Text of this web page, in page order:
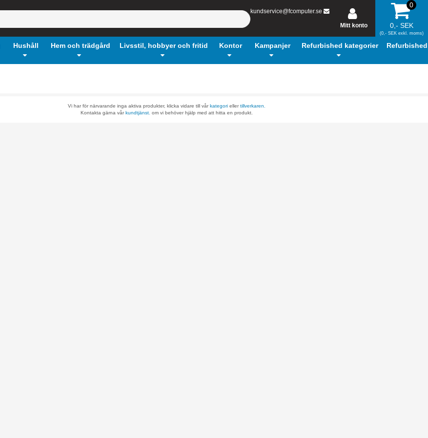
kundservice@fcomputer.se
Mitt konto
0
0,- SEK
(0,- SEK exkl. moms)
Hushåll Hem och trädgård Livsstil, hobbyer och fritid Kontor Kampanjer Refurbished kategorier Refurbished
Vi har för närvarande inga aktiva produkter, klicka vidare till vårkategori ellertillverkaren.
Kontakta gärna vårkundtjänst. om vi behöver hjälp med att hitta en produkt.